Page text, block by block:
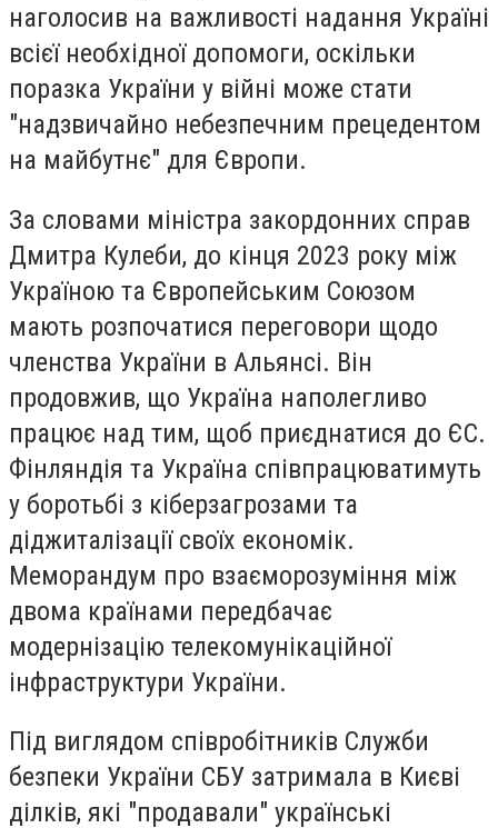
наголосив на важливості надання Україні
всієї необхідної допомоги, оскільки
поразка України у війні може стати
"надзвичайно небезпечним прецедентом
на майбутнє" для Європи.
За словами міністра закордонних справ
Дмитра Кулеби, до кінця 2023 року між
Україною та Європейським Союзом
мають розпочатися переговори щодо
членства України в Альянсі. Він
продовжив, що Україна наполегливо
працює над тим, щоб приєднатися до ЄС.
Фінляндія та Україна співпрацюватимуть
у боротьбі з кіберзагрозами та
діджиталізації своїх економік.
Меморандум про взаєморозуміння між
двома країнами передбачає
модернізацію телекомунікаційної
інфраструктури України.
Під виглядом співробітників Служби
безпеки України СБУ затримала в Києві
ділків, які "продавали" українські